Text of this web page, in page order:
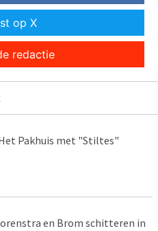
op X
redactie
Pakhuis met "Stiltes"
en Brom schitteren in